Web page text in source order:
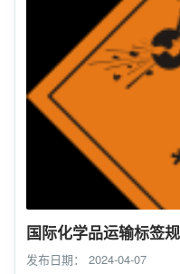
国际化学品运输标签
发布日期： 2024-04-07